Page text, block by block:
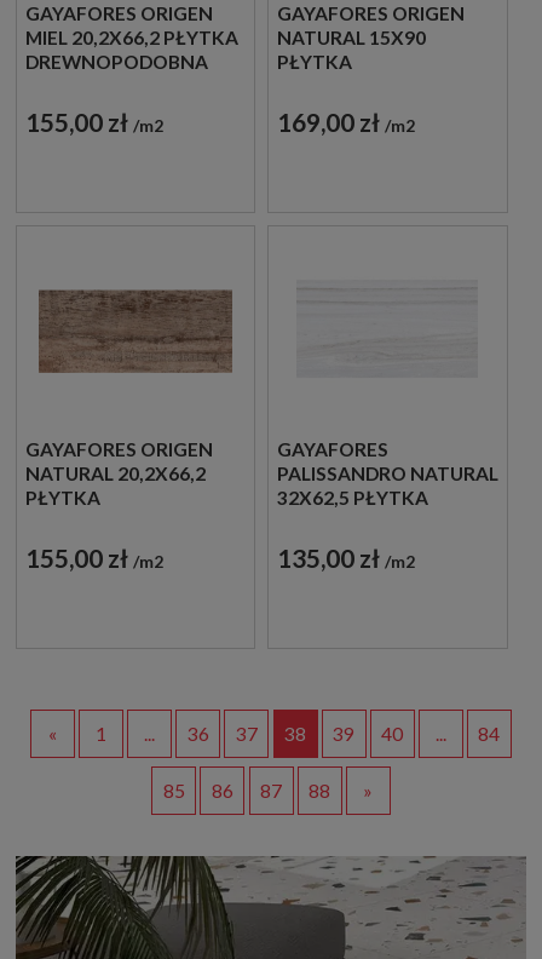
GAYAFORES ORIGEN
MIEL 20,2X66,2 PŁYTKA
DREWNOPODOBNA
155,00 zł m2
GAYAFORES ORIGEN
NATURAL 15X90
PŁYTKA
169,00 zł m2
GAYAFORES ORIGEN
NATURAL 20,2X66,2
PŁYTKA
155,00 zł m2
GAYAFORES
PALISSANDRO NATURAL
32X62,5 PŁYTKA
135,00 zł m2
« 1 ... 36 37 38 39 40 ... 84
85 86 87 88 »